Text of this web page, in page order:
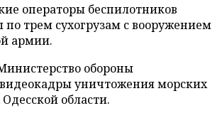
операторы беспилотников
по трем сухогрузам с вооружением
армии.
обороны
видеокадры уничтожения морских
области.